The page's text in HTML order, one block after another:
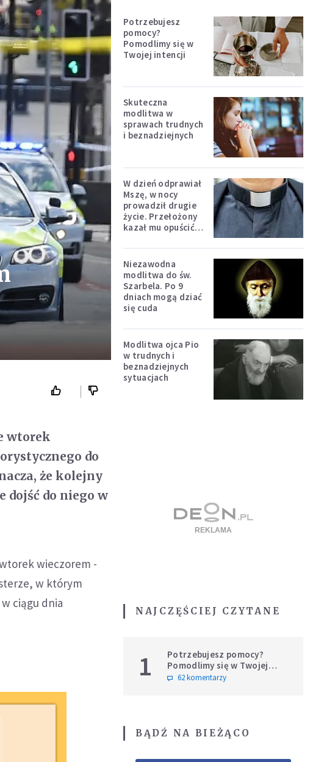
wtorek
do
że kolejny
dojść do niego w
wieczorem -
w którym
ciągu dnia
Potrzebujesz
pomocy?
Pomodlimy się w
Twojej intencji
Skuteczna
modlitwa w
sprawach trudnych
i beznadziejnych
W dzień odprawiał
Mszę, w nocy
prowadził drugie
życie. Przełożony
kazał mu opuścić
Niezawodna
modlitwa do św.
Szarbela. Po 9
dniach mogą dziać
się cuda
Modlitwa ojca Pio
w trudnych i
beznadziejnych
sytuacjach
NAJCZĘŚCIEJ CZYTANE
1
Potrzebujesz pomocy?
Pomodlimy się w Twojej
intencji
62 komentarzy
BĄDŹ NA BIEŻĄCO